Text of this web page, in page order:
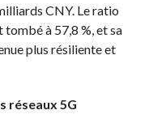
CNY. Le ratio
à 57,8 %, et sa
plus résiliente et
réseaux 5G